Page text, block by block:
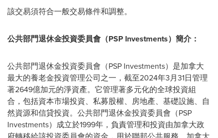
該交易須符合一般交易條件和調整。
公共部門退休金投資委員會（PSP Investments）簡介：
公共部門退休金投資委員會（PSP Investments）是加拿大
最大的養老金投資管理公司之一，截至2024年3月31日管理
著2649億加元的淨資產。它管理著多元化的全球投資組
合，包括資本市場投資、私募股權、房地產、基礎設施、自
然資源和信貸投資。公共部門退休金投資委員會（PSP
Investments）成立於1999年，負責管理和投資由加拿大政